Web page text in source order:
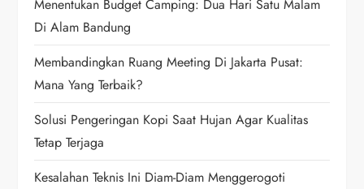
i
o
n
Menentukan Budget Camping: Dua Hari Satu Malam
Di Alam Bandung
Membandingkan Ruang Meeting Di Jakarta Pusat:
Mana Yang Terbaik?
Solusi Pengeringan Kopi Saat Hujan Agar Kualitas
Tetap Terjaga
Kesalahan Teknis Ini Diam-Diam Menggerogoti